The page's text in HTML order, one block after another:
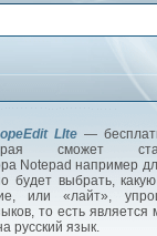
LIte —
сможет
Notepad например
будет выбрать,
или «лайт»,
то есть
русский язык.